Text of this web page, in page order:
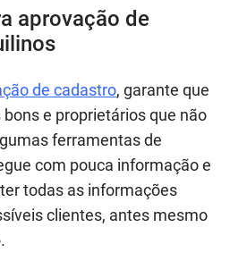
aprovação de
de cadastro, garante que
e proprietários que não
ferramentas de
com pouca informação e
todas as informações
clientes, antes mesmo